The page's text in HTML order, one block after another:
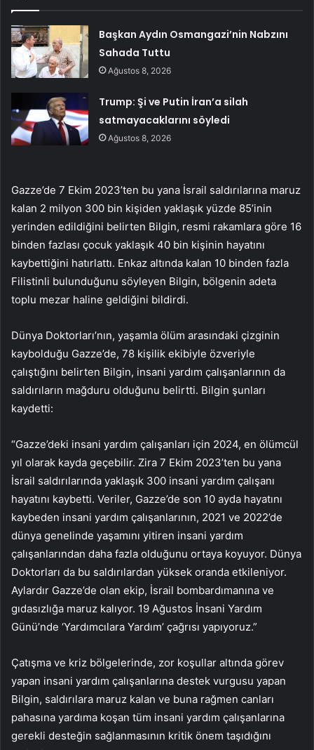
Başkan Aydın Osmangazi’nin Nabzını
Sahada Tuttu
Ağustos 8, 2026
Trump: Şi ve Putin İran’a silah
satmayacaklarını söyledi
Ağustos 8, 2026
Gazze’de 7 Ekim 2023’ten bu yana İsrail saldırılarına maruz
kalan 2 milyon 300 bin kişiden yaklaşık yüzde 85’inin
yerinden edildiğini belirten Bilgin, resmi rakamlara göre 16
binden fazlası çocuk yaklaşık 40 bin kişinin hayatını
kaybettiğini hatırlattı. Enkaz altında kalan 10 binden fazla
Filistinli bulunduğunu söyleyen Bilgin, bölgenin adeta
toplu mezar haline geldiğini bildirdi.
Dünya Doktorları’nın, yaşamla ölüm arasındaki çizginin
kaybolduğu Gazze’de, 78 kişilik ekibiyle özveriyle
çalıştığını belirten Bilgin, insani yardım çalışanlarının da
saldırıların mağduru olduğunu belirtti. Bilgin şunları
kaydetti:
“Gazze’deki insani yardım çalışanları için 2024, en ölümcül
yıl olarak kayda geçebilir. Zira 7 Ekim 2023’ten bu yana
İsrail saldırılarında yaklaşık 300 insani yardım çalışanı
hayatını kaybetti. Veriler, Gazze’de son 10 ayda hayatını
kaybeden insani yardım çalışanlarının, 2021 ve 2022’de
dünya genelinde yaşamını yitiren insani yardım
çalışanlarından daha fazla olduğunu ortaya koyuyor. Dünya
Doktorları da bu saldırılardan yüksek oranda etkileniyor.
Aylardır Gazze’de olan ekip, İsrail bombardımanına ve
gıdasızlığa maruz kalıyor. 19 Ağustos İnsani Yardım
Günü’nde ‘Yardımcılara Yardım’ çağrısı yapıyoruz.”
Çatışma ve kriz bölgelerinde, zor koşullar altında görev
yapan insani yardım çalışanlarına destek vurgusu yapan
Bilgin, saldırılara maruz kalan ve buna rağmen canları
pahasına yardıma koşan tüm insani yardım çalışanlarına
gerekli desteğin sağlanmasının kritik önem taşıdığını